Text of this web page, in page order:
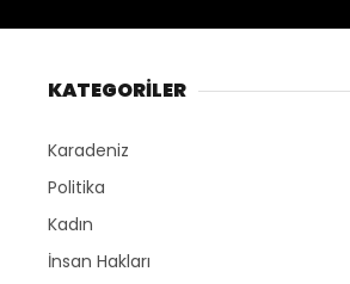
KATEGORİLER
Karadeniz
Politika
Kadın
İnsan Hakları